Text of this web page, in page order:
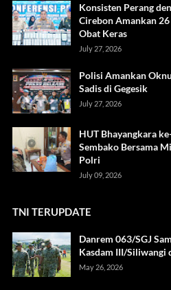
Konsisten Perang
Cirebon Amankan 26
Obat Keras
July 27, 2026
Polisi Amankan
Sadis di Gegesik
July 27, 2026
HUT Bhayangkara
Sembako Bersama
Polri
July 09, 2026
TNI TERUPDATE
Danrem 063/SGJ
Kasdam III/Siliwangi
May 26, 2026